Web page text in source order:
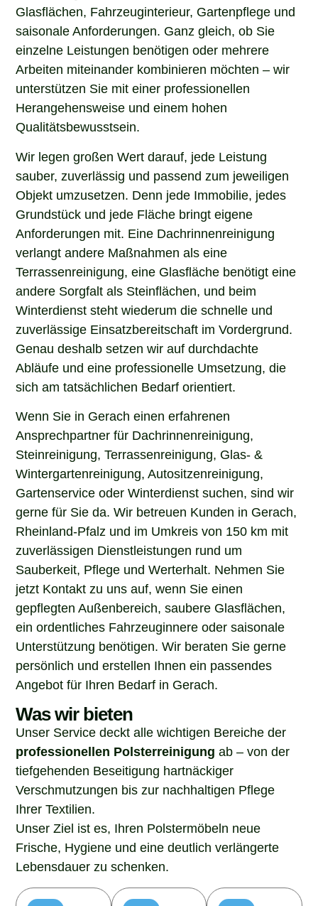
Glasflächen, Fahrzeuginterieur, Gartenpflege und
saisonale Anforderungen. Ganz gleich, ob Sie
einzelne Leistungen benötigen oder mehrere
Arbeiten miteinander kombinieren möchten – wir
unterstützen Sie mit einer professionellen
Herangehensweise und einem hohen
Qualitätsbewusstsein.
Wir legen großen Wert darauf, jede Leistung
sauber, zuverlässig und passend zum jeweiligen
Objekt umzusetzen. Denn jede Immobilie, jedes
Grundstück und jede Fläche bringt eigene
Anforderungen mit. Eine Dachrinnenreinigung
verlangt andere Maßnahmen als eine
Terrassenreinigung, eine Glasfläche benötigt eine
andere Sorgfalt als Steinflächen, und beim
Winterdienst steht wiederum die schnelle und
zuverlässige Einsatzbereitschaft im Vordergrund.
Genau deshalb setzen wir auf durchdachte
Abläufe und eine professionelle Umsetzung, die
sich am tatsächlichen Bedarf orientiert.
Wenn Sie in Gerach einen erfahrenen
Ansprechpartner für Dachrinnenreinigung,
Steinreinigung, Terrassenreinigung, Glas- &
Wintergartenreinigung, Autositzenreinigung,
Gartenservice oder Winterdienst suchen, sind wir
gerne für Sie da. Wir betreuen Kunden in Gerach,
Rheinland-Pfalz und im Umkreis von 150 km mit
zuverlässigen Dienstleistungen rund um
Sauberkeit, Pflege und Werterhalt. Nehmen Sie
jetzt Kontakt zu uns auf, wenn Sie einen
gepflegten Außenbereich, saubere Glasflächen,
ein ordentliches Fahrzeuginnere oder saisonale
Unterstützung benötigen. Wir beraten Sie gerne
persönlich und erstellen Ihnen ein passendes
Angebot für Ihren Bedarf in Gerach.
Was wir bieten
Unser Service deckt alle wichtigen Bereiche der
professionellen Polsterreinigung ab – von der
tiefgehenden Beseitigung hartnäckiger
Verschmutzungen bis zur nachhaltigen Pflege
Ihrer Textilien.
Unser Ziel ist es, Ihren Polstermöbeln neue
Frische, Hygiene und eine deutlich verlängerte
Lebensdauer zu schenken.